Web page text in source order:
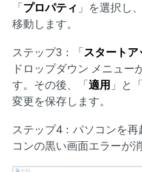
「プロパティ 」を選択し
移動します。
ステップ3：「スタート
ドロップダウン メニュー
す。その後、「適用 」と「
変更を保存します。
ステップ4：パソコンを
コンの黒い画面エラーが